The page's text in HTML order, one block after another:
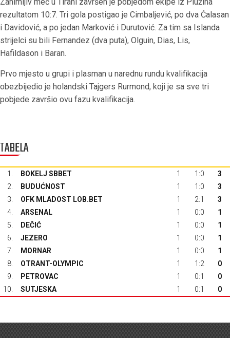
rezultatom 10:7. Tri gola postigao je Cimbaljević, po dva Ćalasan
i Davidović, a po jedan Marković i Durutović. Za tim sa Islanda
strijelci su bili Fernandez (dva puta), Olguin, Dias, Lis,
Hafildason i Baran.
Prvo mjesto u grupi i plasman u narednu rundu kvalifikacija
obezbijedio je holandski Tajgers Rurmond, koji je sa sve tri
pobjede završio ovu fazu kvalifikacija.
TABELA
1. BOKELJ SBBET 1 1:0
3
2.
BUDUĆNOST 1 1:0
3
3.
OFK MLADOST LOB.BET 1 2:1
3
4.
ARSENAL 1 0:0
1
5.
DEČIĆ 1 0:0
1
6.
JEZERO 1 0:0
1
7.
MORNAR 1 0:0
1
8.
OTRANT-OLYMPIC 1 1:2
0
9.
PETROVAC 1 0:1
0
10.
SUTJESKA 1 0:1 0